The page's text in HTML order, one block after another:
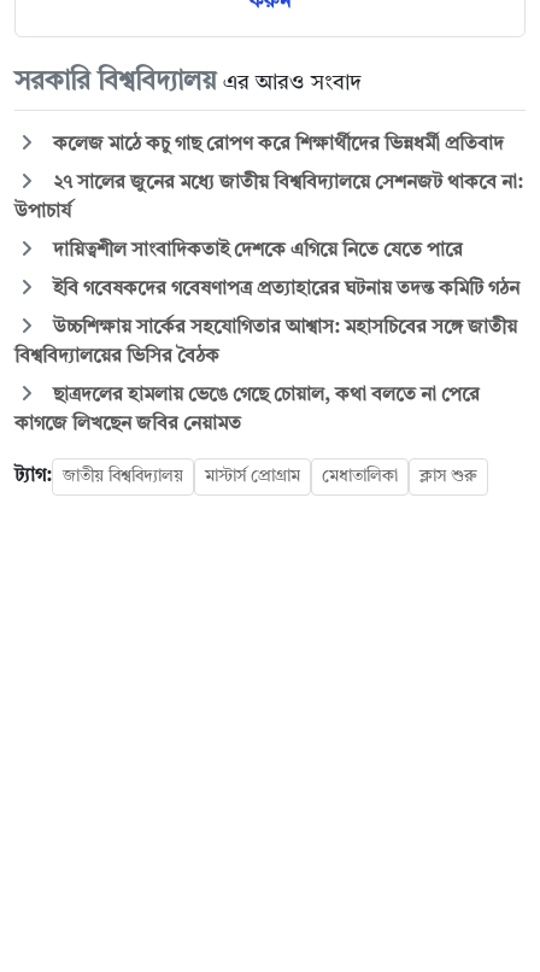
সরকারি বিশ্ববিদ্যালয় এর আরও সংবাদ
কলেজ মাঠে কচু গাছ রোপণ করে শিক্ষার্থীদের ভিন্নধর্মী প্রতিবাদ
২৭ সালের জুনের মধ্যে জাতীয় বিশ্ববিদ্যালয়ে সেশনজট থাকবে না:
উপাচার্য
দায়িত্বশীল সাংবাদিকতাই দেশকে এগিয়ে নিতে যেতে পারে
ইবি গবেষকদের গবেষণাপত্র প্রত্যাহারের ঘটনায় তদন্ত কমিটি গঠন
উচ্চশিক্ষায় সার্কের সহযোগিতার আশ্বাস: মহাসচিবের সঙ্গে জাতীয়
বিশ্ববিদ্যালয়ের ভিসির বৈঠক
ছাত্রদলের হামলায় ভেঙে গেছে চোয়াল, কথা বলতে না পেরে
কাগজে লিখছেন জবির নেয়ামত
ট্যাগ: জাতীয় বিশ্ববিদ্যালয় মাস্টার্স প্রোগ্রাম মেধাতালিকা ক্লাস শুরু